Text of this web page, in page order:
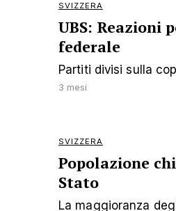
SVIZZERA
UBS: Reazioni
federale
Partiti divisi sulla
3 mesi
SVIZZERA
Popolazione
Stato
La maggioranza